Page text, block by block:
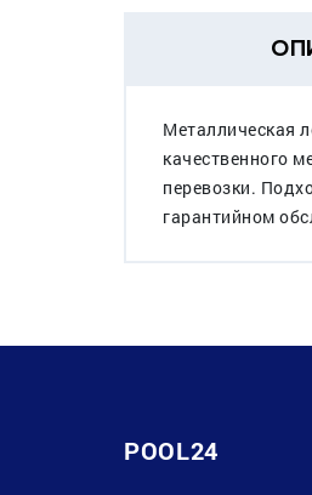
Металлическая
качественного
перевозки.
гарантийном
POOL24